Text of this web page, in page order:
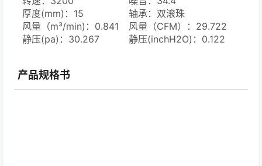
厚度(mm)：15
轴承：双滚珠
风量（m³/min)：0.841
风量（CFM）：29.722
静压(pa)：30.267
静压(inchH2O)：0.122
产品规格书